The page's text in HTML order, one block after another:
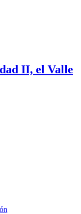
II, el Valle